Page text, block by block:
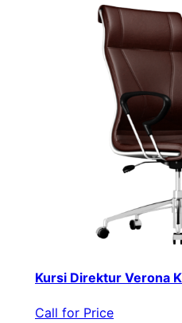
Kursi Direktur Verona
Call for Price